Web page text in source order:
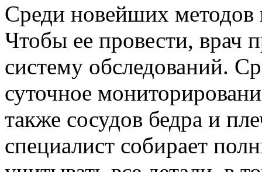
Среди новейших
Чтобы ее провести, врач
систему обследований.
суточное
также сосудов бедра и
специалист собирает